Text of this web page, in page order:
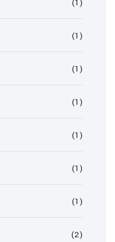
(1)
(1)
(1)
(1)
(1)
(1)
(1)
(2)